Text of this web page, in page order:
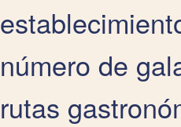
número de
rutas